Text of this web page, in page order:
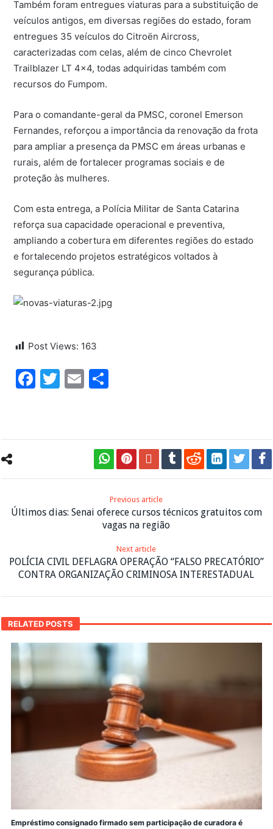
Também foram entregues viaturas para a substituição de
veículos antigos, em diversas regiões do estado, foram
entregues 35 veículos do Citroën Aircross,
caracterizadas com celas, além de cinco Chevrolet
Trailblazer LT 4×4, todas adquiridas também com
recursos do Fumpom.
Para o comandante-geral da PMSC, coronel Emerson
Fernandes, reforçou a importância da renovação da frota
para ampliar a presença da PMSC em áreas urbanas e
rurais, além de fortalecer programas sociais e de
proteção às mulheres.
Com esta entrega, a Polícia Militar de Santa Catarina
reforça sua capacidade operacional e preventiva,
ampliando a cobertura em diferentes regiões do estado
e fortalecendo projetos estratégicos voltados à
segurança pública.
Post Views: 163
Facebook
Twitter
Email
Previous article
Últimos dias: Senai oferece cursos técnicos gratuitos com
vagas na região
Next article
POLÍCIA CIVIL DEFLAGRA OPERAÇÃO “FALSO PRECATÓRIO”
CONTRA ORGANIZAÇÃO CRIMINOSA INTERESTADUAL
RELATED POSTS
Empréstimo consignado firmado sem participação de curadora é